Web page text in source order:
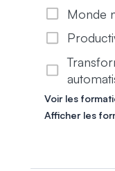
Monde
Voir les
Afficher les